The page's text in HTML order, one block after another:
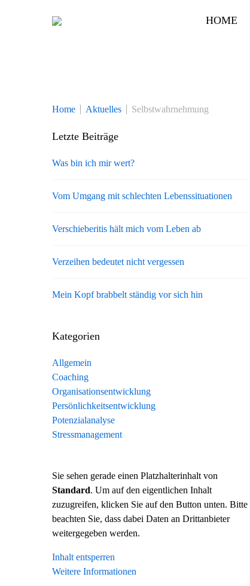
HOME
Home Aktuelles Selbstwahrnehmung
Letzte Beiträge
Was bin ich mir wert?
Vom Umgang mit schlechten Lebenssituationen
Verschieberitis hält mich vom Leben ab
Verzeihen bedeutet nicht vergessen
Mein Kopf brabbelt ständig vor sich hin
Kategorien
Allgemein
Coaching
Organisationsentwicklung
Persönlichkeitsentwicklung
Potenzialanalyse
Stressmanagement
Sie sehen gerade einen Platzhalterinhalt von
Standard. Um auf den eigentlichen Inhalt
zuzugreifen, klicken Sie auf den Button unten. Bitte
beachten Sie, dass dabei Daten an Drittanbieter
weitergegeben werden.
Inhalt entsperren
Weitere Informationen